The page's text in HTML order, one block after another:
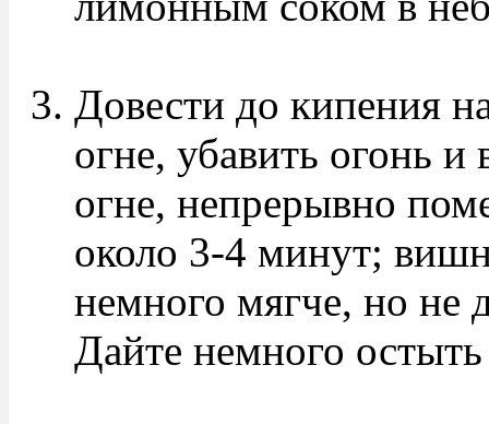
Довести до кипения
огне, убавить огонь
огне, непрерывно
около 3-4 минут;
немного мягче, но не
Дайте немного